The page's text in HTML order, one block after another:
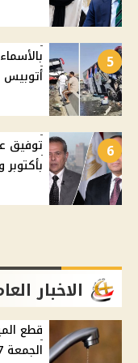
5
أتوبيس
6
الاخبار
قطع
الجمعة 7 أغسطس بسبب أعمال مترو الطالبية